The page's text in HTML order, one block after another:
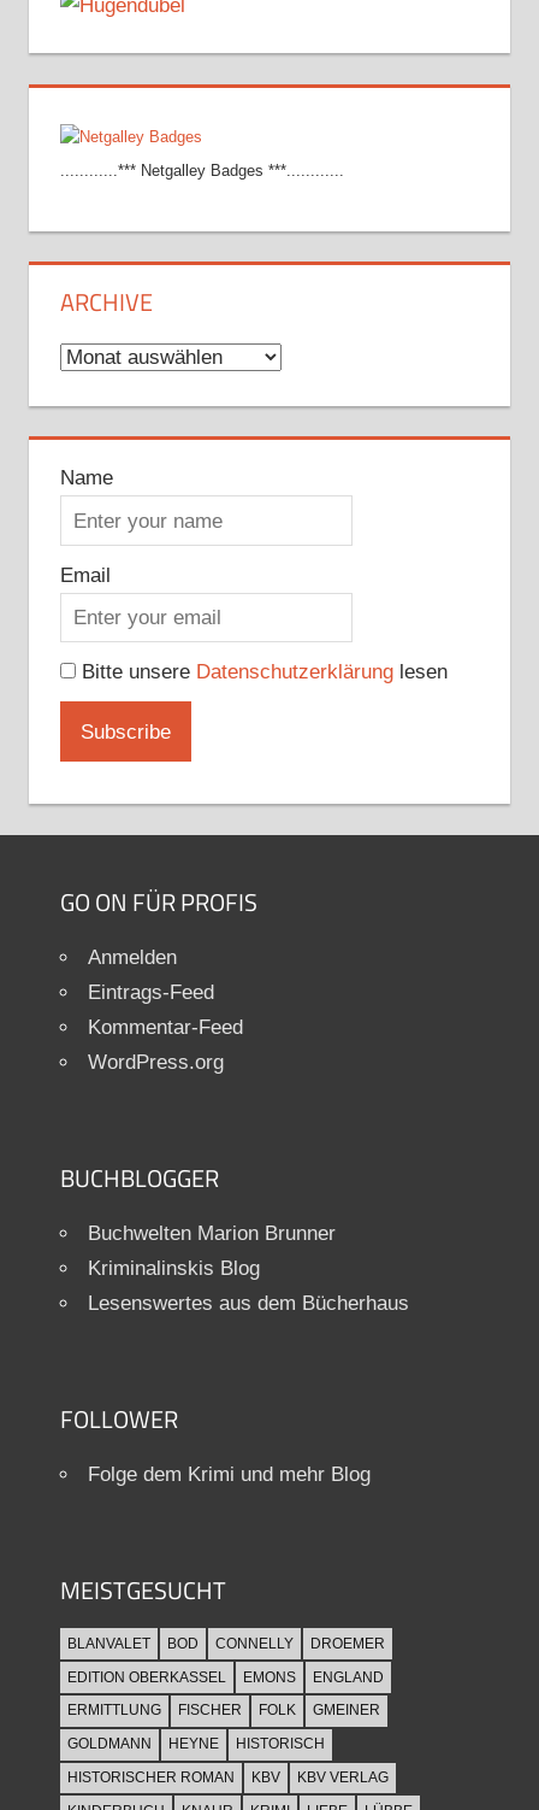
............*** Netgalley Badges ***............
ARCHIVE
Archive
Name
Email
Bitte unsere Datenschutzerklärunglesen
GO ON FÜR PROFIS
Anmelden
Eintrags-Feed
Kommentar-Feed
WordPress.org
BUCHBLOGGER
Buchwelten Marion Brunner
Kriminalinskis Blog
Lesenswertes aus dem Bücherhaus
FOLLOWER
Folge dem Krimi und mehr Blog
MEISTGESUCHT
BLANVALET BOD CONNELLY
DROEMER
EDITION OBERKASSEL
EMONS
ENGLAND
ERMITTLUNG
FISCHER FOLK
GMEINER
GOLDMANN
HEYNE
HISTORISCH
HISTORISCHER ROMAN
KBV
KBV VERLAG